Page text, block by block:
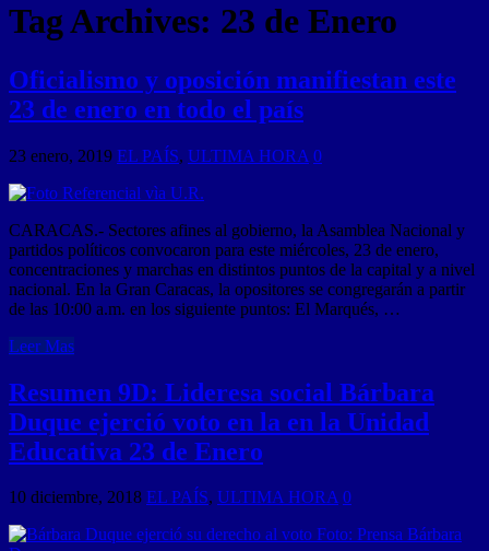
Tag Archives: 23 de Enero
Oficialismo y oposición manifiestan este
23 de enero en todo el país
23 enero, 2019 EL PAÍS, ULTIMA HORA 0
CARACAS.- Sectores afines al gobierno, la Asamblea Nacional y
partidos políticos convocaron para este miércoles, 23 de enero,
concentraciones y marchas en distintos puntos de la capital y a nivel
nacional. En la Gran Caracas, la opositores se congregarán a partir
de las 10:00 a.m. en los siguiente puntos: El Marqués, …
Leer Mas
Resumen 9D: Lideresa social Bárbara
Duque ejerció voto en la en la Unidad
Educativa 23 de Enero
10 diciembre, 2018 EL PAÍS, ULTIMA HORA 0